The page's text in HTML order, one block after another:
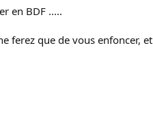
en BDF .....
ferez que de vous enfoncer, et